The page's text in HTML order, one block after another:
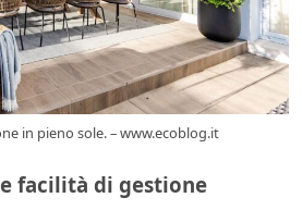
in pieno sole. – www.ecoblog.it
facilità di gestione